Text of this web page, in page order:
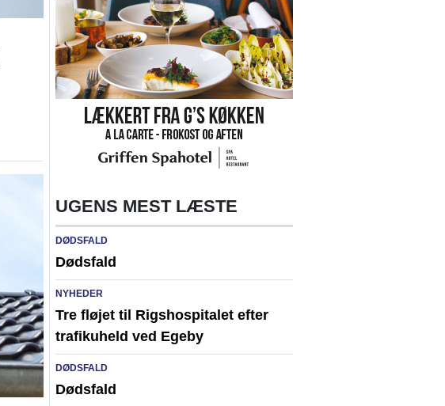
UGENS MEST LÆSTE
DØDSFALD
Dødsfald
NYHEDER
Tre fløjet til Rigshospitalet efter
trafikuheld ved Egeby
DØDSFALD
Dødsfald